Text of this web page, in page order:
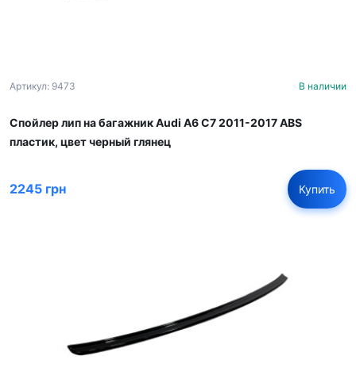
Артикул: 9473 В наличии
Спойлер лип на багажник Audi A6 С7 2011-2017 ABS
пластик, цвет черный глянец
2245 грн Купить